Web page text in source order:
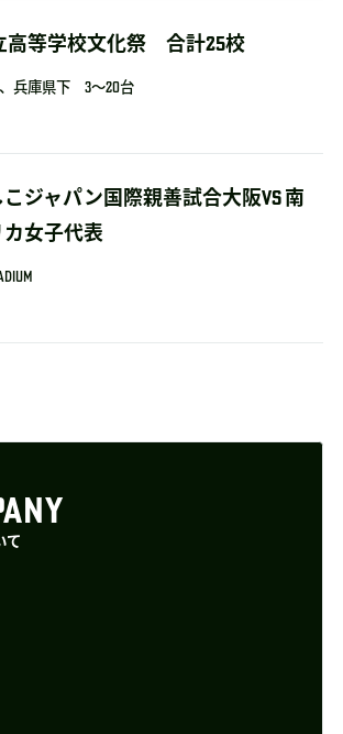
高等学校文化祭 合計25校
兵庫県下 3～20台
ジャパン国際親善試合大阪VS 南
女子代表
て